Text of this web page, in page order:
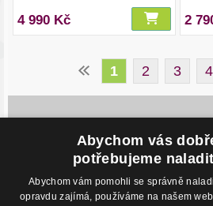
4 990 Kč 2
1 2 3 4
Kontakty O
Abychom vás
potřebujeme
Abychom vám pomohli se správně
opravdu zajímá, používáme na našem